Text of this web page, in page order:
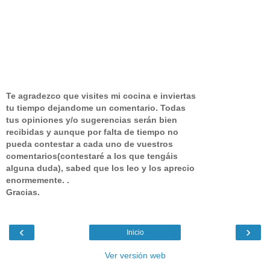
Te agradezco que visites mi cocina e inviertas
tu tiempo dejandome un comentario. Todas
tus opiniones y/o sugerencias serán bien
recibidas y aunque por falta de tiempo no
pueda contestar a cada uno de vuestros
comentarios(contestaré a los que tengáis
alguna duda), sabed que los leo y los aprecio
enormemente. .
Gracias.
‹ ›
Inicio
Ver versión web